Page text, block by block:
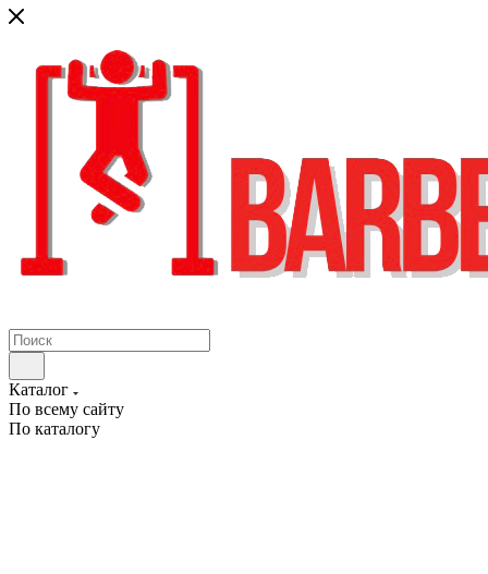
Каталог
По всему сайту
По каталогу